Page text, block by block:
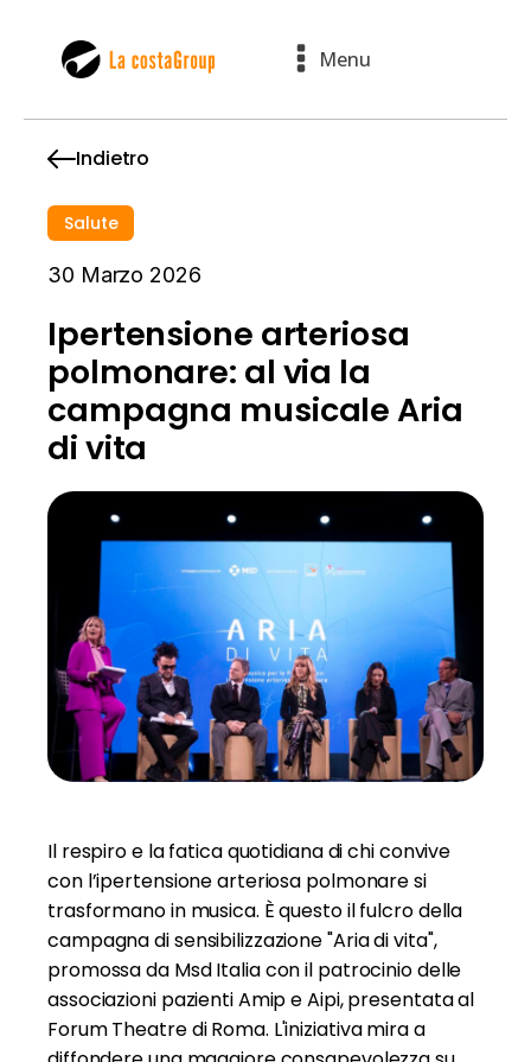
Menu
Indietro
Salute
30 Marzo 2026
Ipertensione arteriosa
polmonare: al via la
campagna musicale Aria
di vita
Il respiro e la fatica quotidiana di chi convive
con l’ipertensione arteriosa polmonare si
trasformano in musica. È questo il fulcro della
campagna di sensibilizzazione "Aria di vita",
promossa da Msd Italia con il patrocinio delle
associazioni pazienti Amip e Aipi, presentata al
Forum Theatre di Roma. L'iniziativa mira a